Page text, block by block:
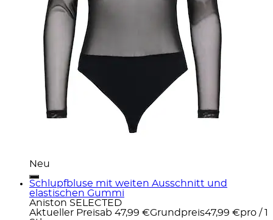
Neu
Schlupfbluse mit weiten Ausschnitt und
elastischen Gummi
Aniston SELECTED
Aktueller Preisab 47,99 €Grundpreis47,99 €pro / 1